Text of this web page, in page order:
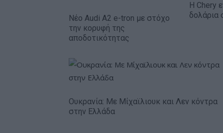
Νέο Audi A2 e-tron με στόχο
την κορυφή της
αποδοτικότητας
Η Chery
δολάρια
Ουκρανία: Με Μίχαϊλιουκ και Λεν κόντρα
στην Ελλάδα